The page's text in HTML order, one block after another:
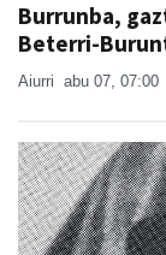
Burrunba,
Beterri-
Aiurri abu 07, 07:00